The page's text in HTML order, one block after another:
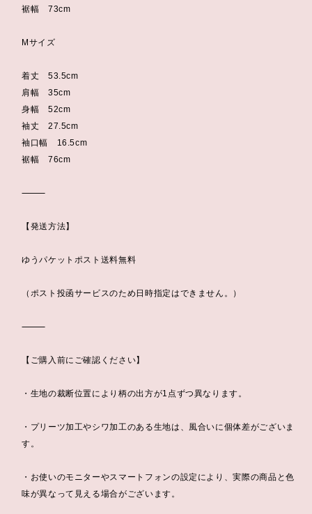
裾幅 73cm
Mサイズ
着丈 53.5cm
肩幅 35cm
身幅 52cm
袖丈 27.5cm
袖口幅 16.5cm
裾幅 76cm
⸻
【発送方法】
ゆうパケットポスト送料無料
（ポスト投函サービスのため日時指定はできません。）
⸻
【ご購入前にご確認ください】
・生地の裁断位置により柄の出方が1点ずつ異なります。
・プリーツ加工やシワ加工のある生地は、風合いに個体差がございま
す。
・お使いのモニターやスマートフォンの設定により、実際の商品と色
味が異なって見える場合がございます。